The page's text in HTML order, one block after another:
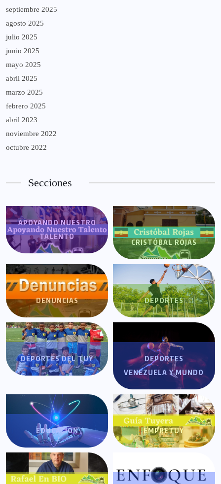
septiembre 2025
agosto 2025
julio 2025
junio 2025
mayo 2025
abril 2025
marzo 2025
febrero 2025
abril 2023
noviembre 2022
octubre 2022
Secciones
APOYANDO NUESTRO
TALENTO
CRISTÓBAL ROJAS
DENUNCIAS DEPORTES
DEPORTES DEL TUY
DEPORTES
VENEZUELA Y MUNDO
EDUCACIÓN EMPRETUY